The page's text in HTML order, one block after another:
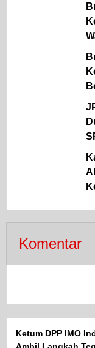
Komentar
Ketum DPP IMO